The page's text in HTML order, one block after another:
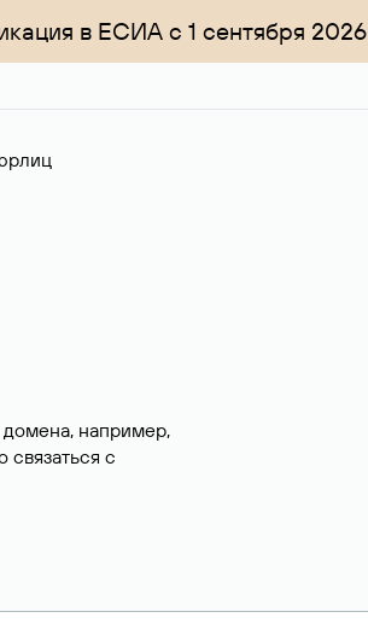
в ЕСИА с 1 сентября 2026
например,
связаться с